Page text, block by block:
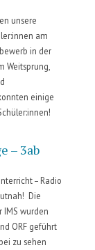
unsere
am
in der
Weitsprung,
einige
– 3ab
– Radio
Die
IMS wurden
ORF geführt
zu sehen